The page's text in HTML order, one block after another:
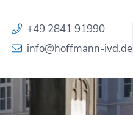
+49 2841 91990
info@hoffmann-ivd.de